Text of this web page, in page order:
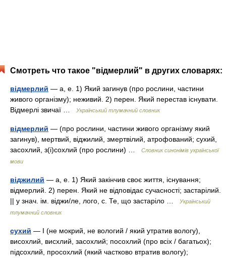
Смотреть что такое "відмерлий" в других словарях:
відмерлий — а, е. 1) Який загинув (про рослини, частини
живого організму); неживий. 2) перен. Який перестав існувати.
Відмерлі звичаї …
Український тлумачний словник
відмерлий — (про рослини, частини живого організму який
загинув), мертвий, віджилий, змертвілий, атрофований; сухий,
засохлий, з(і)сохлий (про рослини) …
Словник синонімів української
мови
віджилий — а, е. 1) Який закінчив своє життя, існування;
відмерлий. 2) перен. Який не відповідає сучасності; застарілий.
|| у знач. ім. віджи/ле, лого, с. Те, що застаріло …
Український
тлумачний словник
сухий — I (не мокрий, не вологий / який утратив вологу),
висохлий, висхлий, засохлий; посохлий (про всіх / багатьох);
підсохлий, просохлий (який частково втратив вологу);